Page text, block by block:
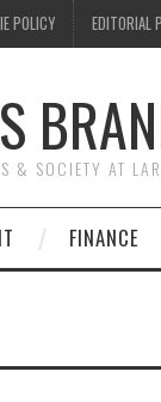
POLICY EDITORIAL
& SOCIETY AT
FINANCE